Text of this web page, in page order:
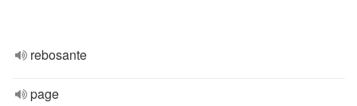
rebosante
page